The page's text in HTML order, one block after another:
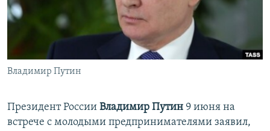
ПОБЕДИТЕЛЕЙ НЕ СУДЯТ?
КРЫМ.НЕПОКОРЕННЫЙ
УКРАИНСКАЯ ПРОБЛЕМА КРЫМА
ПРИСОЕДИНЯЙТЕСЬ!
Владимир Путин
Президент России Владимир Путин 9 июня на
встрече с молодыми предпринимателями заявил,